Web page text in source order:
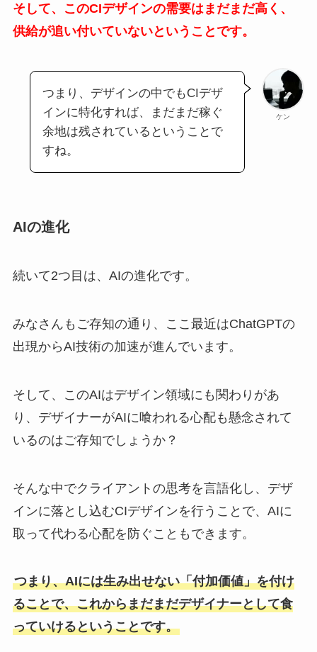
そして、このCIデザインの需要はまだまだ高く、
供給が追い付いていないということです。
ケン
つまり、デザインの中でもCIデザ
インに特化すれば、まだまだ稼ぐ
余地は残されているということで
すね。
AIの進化
続いて2つ目は、AIの進化です。
みなさんもご存知の通り、ここ最近はChatGPTの
出現からAI技術の加速が進んでいます。
そして、このAIはデザイン領域にも関わりがあ
り、デザイナーがAIに喰われる心配も懸念されて
いるのはご存知でしょうか？
そんな中でクライアントの思考を言語化し、デザ
インに落とし込むCIデザインを行うことで、AIに
取って代わる心配を防ぐこともできます。
つまり、AIには生み出せない「付加価値」を付け
ることで、これからまだまだデザイナーとして食
っていけるということです。